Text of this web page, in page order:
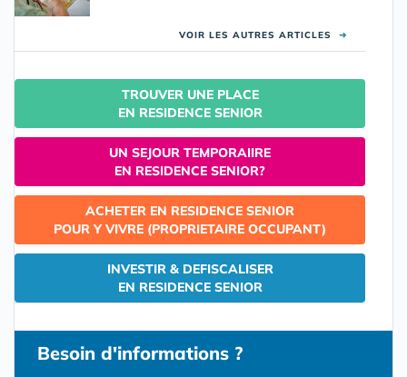
VOIR LES AUTRES ARTICLES ➜
TROUVER UNE PLACE
EN RESIDENCE SENIOR
UN SEJOUR TEMPORAIIRE
EN RESIDENCE SENIOR?
ACHETER EN RESIDENCE SENIOR
POUR Y VIVRE (PROPRIETAIRE OCCUPANT)
INVESTIR & DEFISCALISER
EN RESIDENCE SENIOR
Besoin d'informations ?